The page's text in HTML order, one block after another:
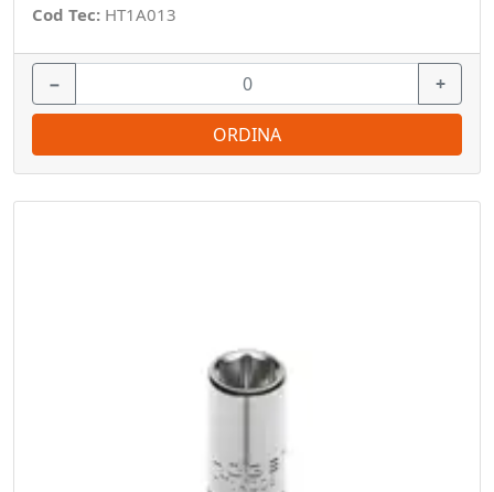
Cod Tec: HT1A013
− +
ORDINA